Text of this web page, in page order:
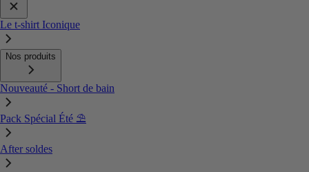
Le t-shirt Iconique
Nos produits
Nouveauté - Short de bain
Pack Spécial Été ⛱️
After soldes